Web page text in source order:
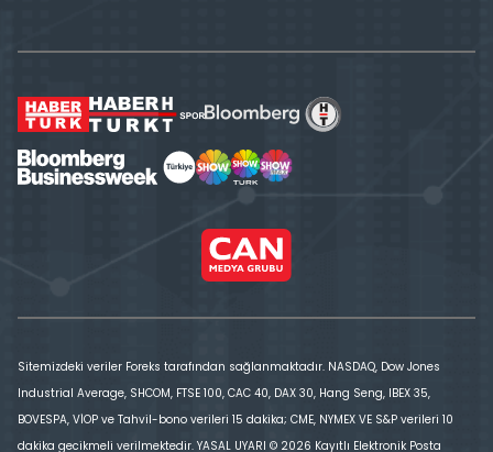
Sitemizdeki veriler Foreks tarafından sağlanmaktadır. NASDAQ, Dow Jones
Industrial Average, SHCOM, FTSE 100, CAC 40, DAX 30, Hang Seng, IBEX 35,
BOVESPA, VİOP ve Tahvil-bono verileri 15 dakika; CME, NYMEX VE S&P verileri 10
dakika gecikmeli verilmektedir. YASAL UYARI © 2026 Kayıtlı Elektronik Posta